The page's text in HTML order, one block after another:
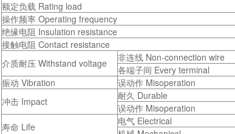
额定负载 Rating load
操作频率 Operating frequency
绝缘电阻 Insulation resistance
接触电阻 Contact resistance
介质耐压 Withstand voltage
非连线 Non-connection wire
各端子间 Every terminal
振动 Vibration
误动作 Misoperation
冲击 Impact
耐久 Durable
误动作 Misoperation
寿命 Life
电气 Electrical